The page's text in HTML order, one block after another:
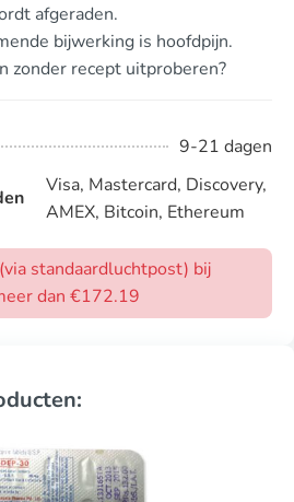
afgeraden.
bijwerking is hoofdpijn.
zonder recept uitproberen?
9-21 dagen
Visa, Mastercard, Discovery,
AMEX, Bitcoin, Ethereum
standaardluchtpost) bij
dan €172.19